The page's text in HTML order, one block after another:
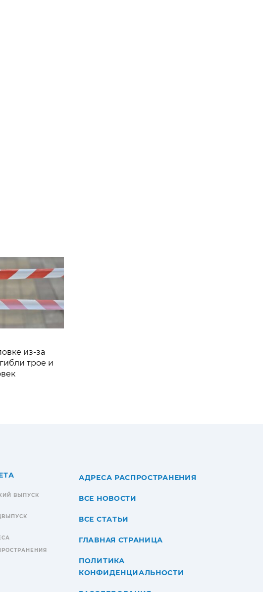
из-за
трое и
ВЫПУСК
АДРЕСА РАСПРОСТРАНЕНИЯ
ВСЕ НОВОСТИ
ВСЕ СТАТЬИ
ГЛАВНАЯ СТРАНИЦА
ПОЛИТИКА
КОНФИДЕНЦИАЛЬНОСТИ